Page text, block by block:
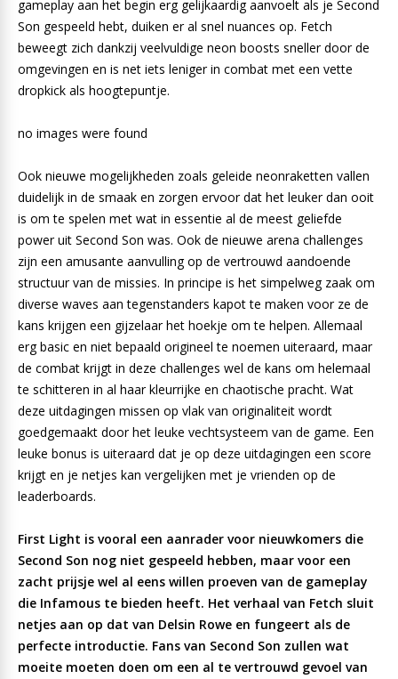
gameplay aan het begin erg gelijkaardig aanvoelt als je Second
Son gespeeld hebt, duiken er al snel nuances op. Fetch
beweegt zich dankzij veelvuldige neon boosts sneller door de
omgevingen en is net iets leniger in combat met een vette
dropkick als hoogtepuntje.
no images were found
Ook nieuwe mogelijkheden zoals geleide neonraketten vallen
duidelijk in de smaak en zorgen ervoor dat het leuker dan ooit
is om te spelen met wat in essentie al de meest geliefde
power uit Second Son was. Ook de nieuwe arena challenges
zijn een amusante aanvulling op de vertrouwd aandoende
structuur van de missies. In principe is het simpelweg zaak om
diverse waves aan tegenstanders kapot te maken voor ze de
kans krijgen een gijzelaar het hoekje om te helpen. Allemaal
erg basic en niet bepaald origineel te noemen uiteraard, maar
de combat krijgt in deze challenges wel de kans om helemaal
te schitteren in al haar kleurrijke en chaotische pracht. Wat
deze uitdagingen missen op vlak van originaliteit wordt
goedgemaakt door het leuke vechtsysteem van de game. Een
leuke bonus is uiteraard dat je op deze uitdagingen een score
krijgt en je netjes kan vergelijken met je vrienden op de
leaderboards.
First Light is vooral een aanrader voor nieuwkomers die
Second Son nog niet gespeeld hebben, maar voor een
zacht prijsje wel al eens willen proeven van de gameplay
die Infamous te bieden heeft. Het verhaal van Fetch sluit
netjes aan op dat van Delsin Rowe en fungeert als de
perfecte introductie. Fans van Second Son zullen wat
moeite moeten doen om een al te vertrouwd gevoel van